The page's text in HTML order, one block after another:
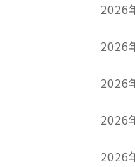
2026
2026
2026
2026
2026